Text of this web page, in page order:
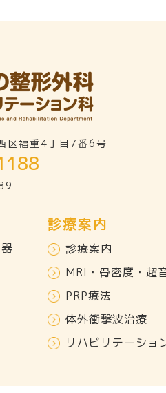
福重4丁目7番6号
診療案内
診療案内
MRI・骨密度・超
PRP療法
体外衝撃波治療
リハビリテーショ